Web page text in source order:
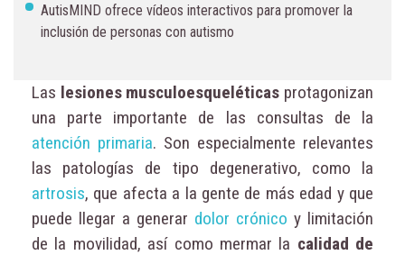
AutisMIND ofrece vídeos interactivos para promover la
inclusión de personas con autismo
Las lesiones musculoesqueléticas protagonizan
una parte importante de las consultas de la
atención primaria. Son especialmente relevantes
las patologías de tipo degenerativo, como la
artrosis, que afecta a la gente de más edad y que
puede llegar a generar dolor crónico y limitación
de la movilidad, así como mermar la calidad de